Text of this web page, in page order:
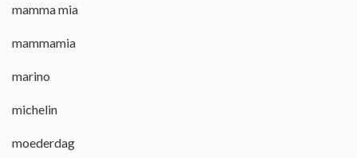
mamma mia
mammamia
marino
michelin
moederdag